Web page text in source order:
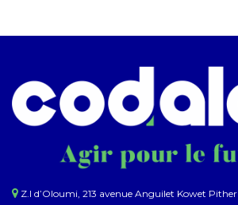
Z.I d’Oloumi, 213 avenue Anguilet Kowet Pither​